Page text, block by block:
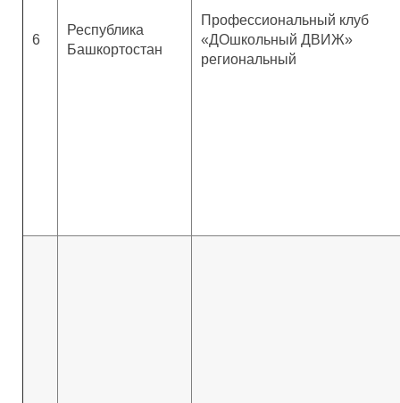
6
Республика
Башкортостан
Профессиональный клуб
«ДОшкольный ДВИЖ»
региональный